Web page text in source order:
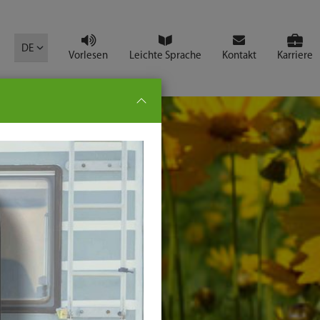
DE
Vorlesen Leichte Sprache Kontakt Karriere